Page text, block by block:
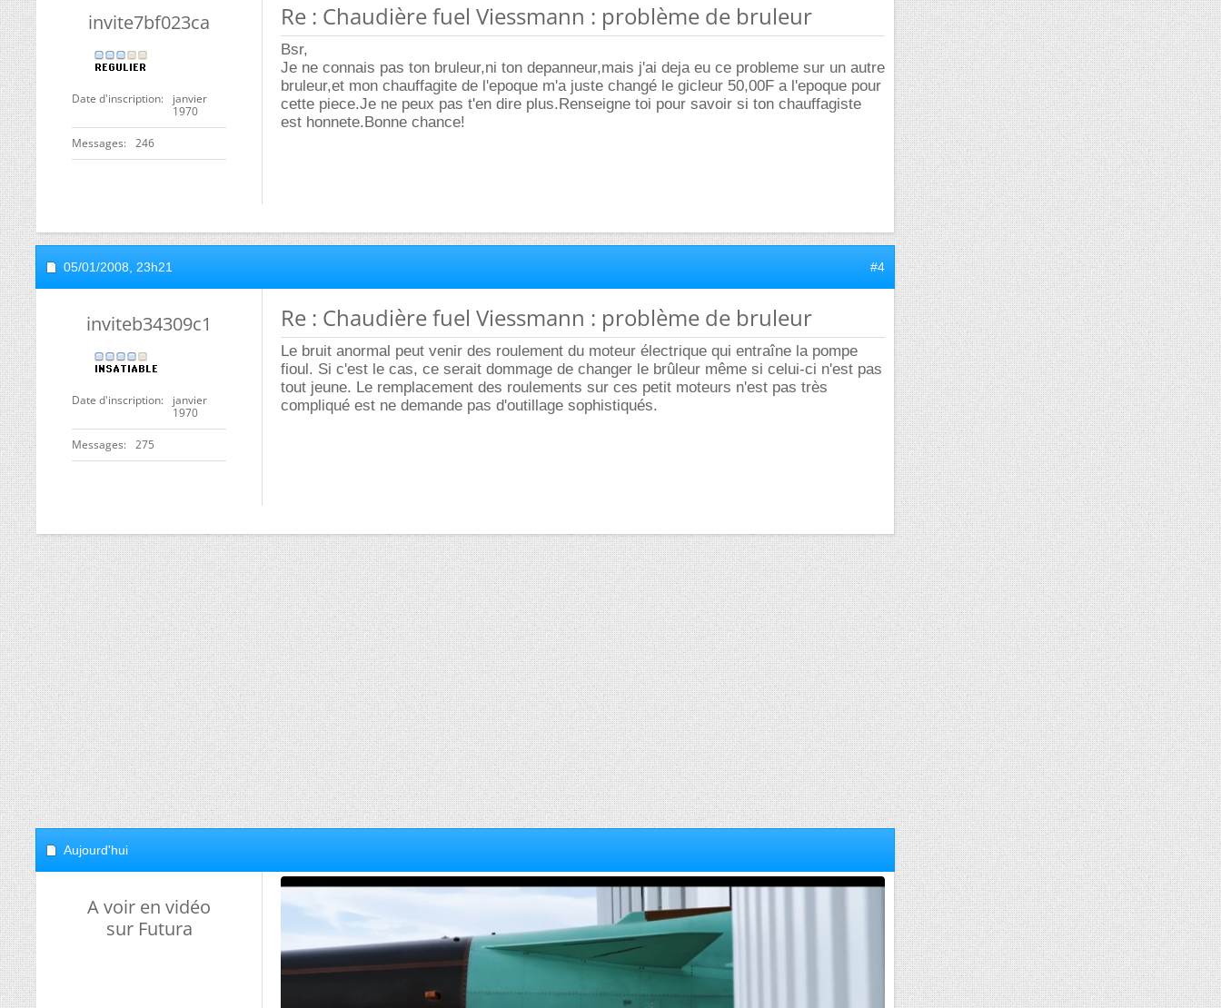
invite7bf023ca
Date d'inscription
janvier
1970
Messages 246
Re : Chaudière fuel Viessmann : problème de bruleur
Bsr,
Je ne connais pas ton bruleur,ni ton depanneur,mais j'ai deja eu ce probleme sur un autre
bruleur,et mon chauffagite de l'epoque m'a juste changé le gicleur 50,00F a l'epoque pour
cette piece.Je ne peux pas t'en dire plus.Renseigne toi pour savoir si ton chauffagiste
est honnete.Bonne chance!
05/01/2008, 23h21 #4
inviteb34309c1
Date d'inscription
janvier
1970
Messages 275
Re : Chaudière fuel Viessmann : problème de bruleur
Le bruit anormal peut venir des roulement du moteur électrique qui entraîne la pompe
fioul. Si c'est le cas, ce serait dommage de changer le brûleur même si celui-ci n'est pas
tout jeune. Le remplacement des roulements sur ces petit moteurs n'est pas très
compliqué est ne demande pas d'outillage sophistiqués.
Aujourd'hui
A voir en vidéo
sur Futura